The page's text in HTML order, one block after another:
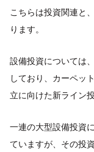
こちらは投資関連と
ります。
設備投資については
しており、カーペッ
立に向けた新ライン
一連の大型設備投資
ていますが、その投